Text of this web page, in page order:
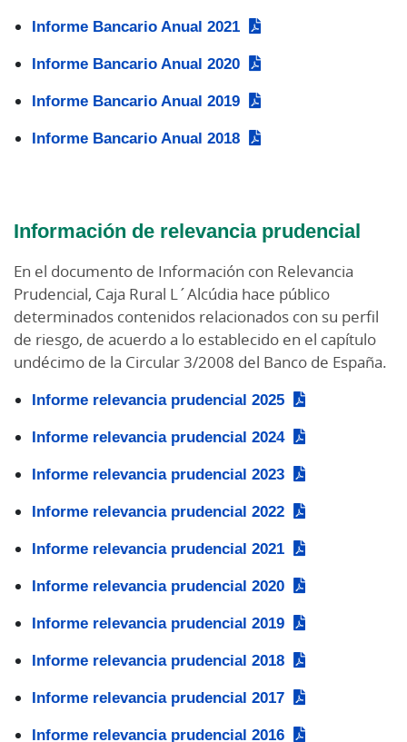
Informe Bancario Anual 2021
Informe Bancario Anual 2020
Informe Bancario Anual 2019
Informe Bancario Anual 2018
Información de relevancia prudencial
En el documento de Información con Relevancia
Prudencial, Caja Rural L´Alcúdia hace público
determinados contenidos relacionados con su perfil
de riesgo, de acuerdo a lo establecido en el capítulo
undécimo de la Circular 3/2008 del Banco de España.
Informe relevancia prudencial 2025
Informe relevancia prudencial 2024
Informe relevancia prudencial 2023
Informe relevancia prudencial 2022
Informe relevancia prudencial 2021
Informe relevancia prudencial 2020
Informe relevancia prudencial 2019
Informe relevancia prudencial 2018
Informe relevancia prudencial 2017
Informe relevancia prudencial 2016